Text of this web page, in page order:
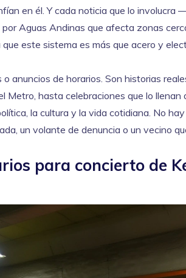
en él. Y cada noticia que lo involucra
Aguas Andinas que afecta zonas
este sistema es más que acero y
anuncios de horarios. Son historias
hasta celebraciones que lo llenan
la cultura y la vida cotidiana. No
un volante de denuncia o un vecino
para concierto de